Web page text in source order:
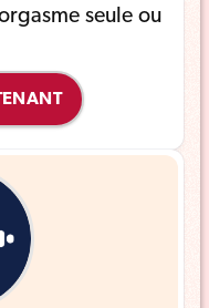
seule ou